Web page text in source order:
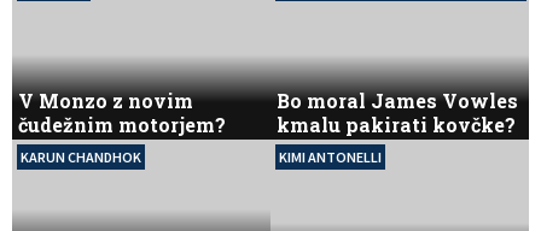
V Monzo z novim
čudežnim motorjem?
Bo moral James Vowles
kmalu pakirati kovčke?
KARUN CHANDHOK KIMI ANTONELLI